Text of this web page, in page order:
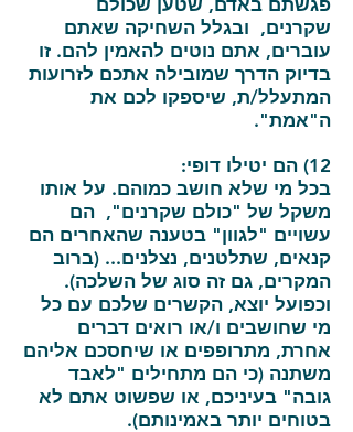
פגשתם באדם, שטען שכולם
שקרנים, ובגלל השחיקה שאתם
עוברים, אתם נוטים להאמין להם. זו
בדיוק הדרך שמובילה אתכם לזרועות
המתעלל/ת, שיספקו לכם את
ה"אמת".
12) הם יטילו דופי:
בכל מי שלא חושב כמוהם. על אותו
משקל של "כולם שקרנים", הם
עשויים "לגוון" בטענה שהאחרים הם
קנאים, שתלטנים, נצלנים... (ברוב
המקרים, גם זה סוג של השלכה).
וכפועל יוצא, הקשרים שלכם עם כל
מי שחושבים ו/או רואים דברים
אחרת, מתרופפים או שיחסכם אליהם
משתנה (כי הם מתחילים "לאבד
גובה" בעיניכם, או שפשוט אתם לא
בטוחים יותר באמינותם).